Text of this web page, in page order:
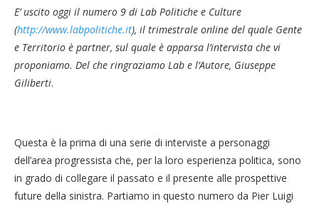
E’ uscito oggi il numero 9 di Lab Politiche e Culture
(http://www.labpolitiche.it), il trimestrale online del quale Gente
e Territorio è partner, sul quale è apparsa l’intervista che vi
proponiamo. Del che ringraziamo Lab e l’Autore, Giuseppe
Giliberti.
Questa è la prima di una serie di interviste a personaggi
dell’area progressista che, per la loro esperienza politica, sono
in grado di collegare il passato e il presente alle prospettive
future della sinistra. Partiamo in questo numero da Pier Luigi